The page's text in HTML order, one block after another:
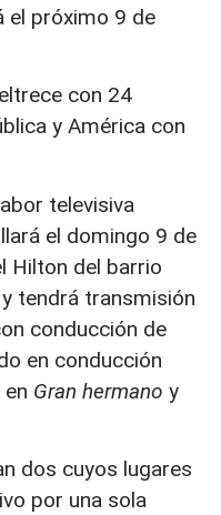
el próximo 9 de
con 24
y América con
televisiva
el domingo 9 de
Hilton del barrio
tendrá transmisión
conducción de
en conducción
Gran hermano y
dos cuyos lugares
por una sola